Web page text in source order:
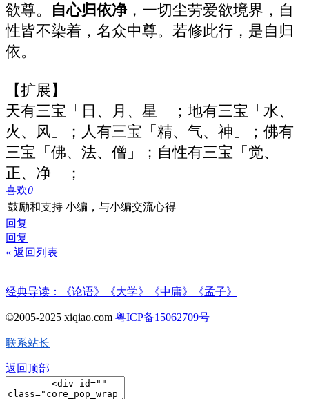
欲尊。
自心归依净，一切尘劳爱欲境界，自
性皆不染着，名众中尊。若修此行，是自归
依。
【扩展】
天有三宝「日、月、星」；地有三宝「水、
火、风」；人有三宝「精、气、神」；佛有
三宝「佛、法、僧」；自性有三宝「觉、
正、净」；
喜欢0
鼓励和支持 小编，与小编交流心得
回复
回复
« 返回列表
经典导读：《论语》《大学》《中庸》《孟子》
©2005-2025 xiqiao.com 粤ICP备15062709号
联系站长
返回顶部